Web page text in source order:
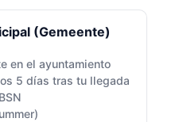
(Gemeente)
en el ayuntamiento
5 días tras tu llegada